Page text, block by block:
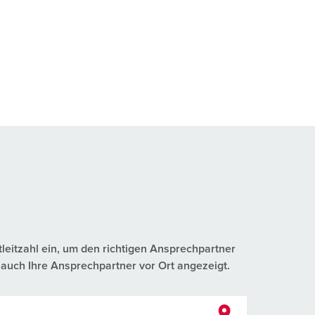
ein, um den richtigen Ansprechpartner
Ihre Ansprechpartner vor Ort angezeigt.